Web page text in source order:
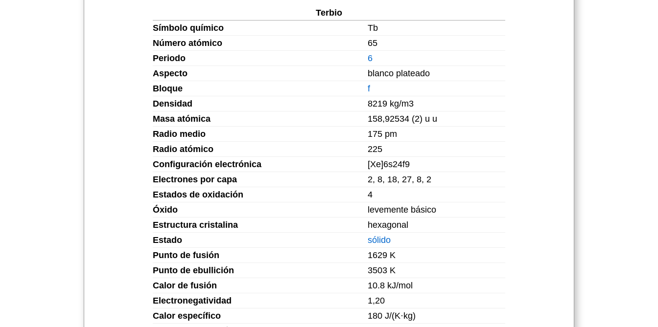
Terbio
Símbolo químico
Tb
Número atómico
65
Periodo
6
Aspecto
blanco plateado
Bloque
f
Densidad
8219 kg/m3
Masa atómica
158,92534 (2) u u
Radio medio
175 pm
Radio atómico
225
Configuración electrónica
[Xe]6s24f9
Electrones por capa
2, 8, 18, 27, 8, 2
Estados de oxidación
4
Óxido
levemente básico
Estructura cristalina
hexagonal
Estado
sólido
Punto de fusión
1629 K
Punto de ebullición
3503 K
Calor de fusión
10.8 kJ/mol
Electronegatividad
1,20
Calor específico
180 J/(K·kg)